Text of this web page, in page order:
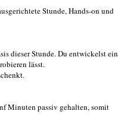
Stunde, Hands-on und
dieser Stunde. Du entwickelst ein
lässt.
Minuten passiv gehalten, somit